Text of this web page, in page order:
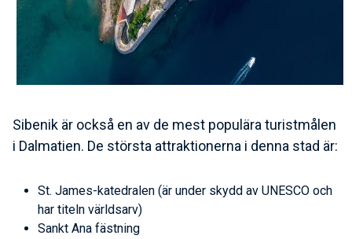
Sibenik är också en av de mest populära turistmålen
i Dalmatien. De största attraktionerna i denna stad är:
St. James-katedralen (är under skydd av UNESCO och
har titeln världsarv)
Sankt Ana fästning